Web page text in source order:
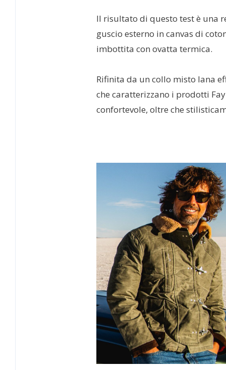
Il risultato di questo test è una
guscio esterno in canvas di
imbottita con ovatta termica.
Rifinita da un collo misto lana
che caratterizzano i prodotti
confortevole, oltre che